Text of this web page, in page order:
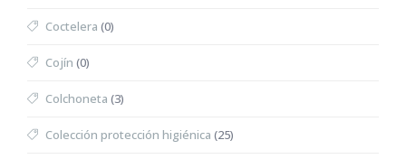
Coctelera (0)
Cojín (0)
Colchoneta (3)
Colección protección higiénica (25)